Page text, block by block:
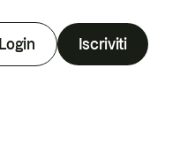
Login Iscriviti